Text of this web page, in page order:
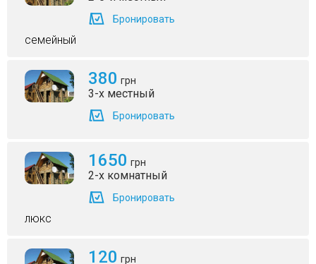
Бронировать
семейный
380 грн
3-х местный
Бронировать
1650 грн
2-х комнатный
Бронировать
люкс
120 грн